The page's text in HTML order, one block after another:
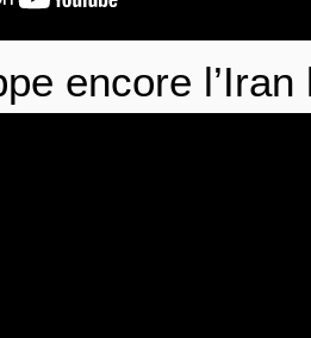
encore